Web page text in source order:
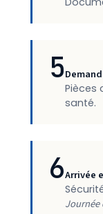
5
Pièces
santé.
6Arrivée
Journée